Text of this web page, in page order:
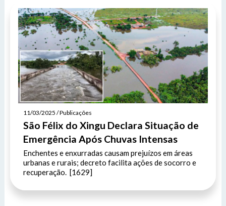
11/03/2025 / Publicações
São Félix do Xingu Declara Situação de
Emergência Após Chuvas Intensas
Enchentes e enxurradas causam prejuízos em áreas
urbanas e rurais; decreto facilita ações de socorro e
recuperação. [1629]